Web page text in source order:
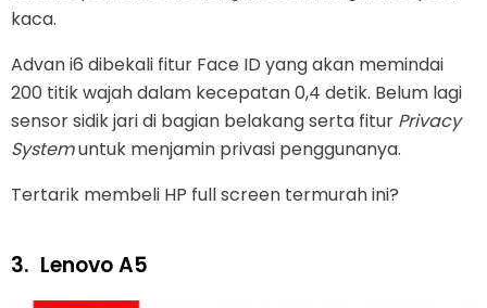
kaca.
Advan i6 dibekali fitur Face ID yang akan memindai
200 titik wajah dalam kecepatan 0,4 detik. Belum lagi
sensor sidik jari di bagian belakang serta fitur Privacy
Systemuntuk menjamin privasi penggunanya.
Tertarik membeli HP full screen termurah ini?
3. Lenovo A5